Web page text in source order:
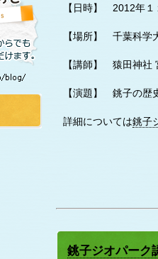
【日時】 2012年
【場所】 千葉科
【講師】 猿田神
【演題】 銚子の歴
詳細については銚子
銚子ジオパーク